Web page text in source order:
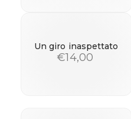
Un giro inaspettato
€14,00